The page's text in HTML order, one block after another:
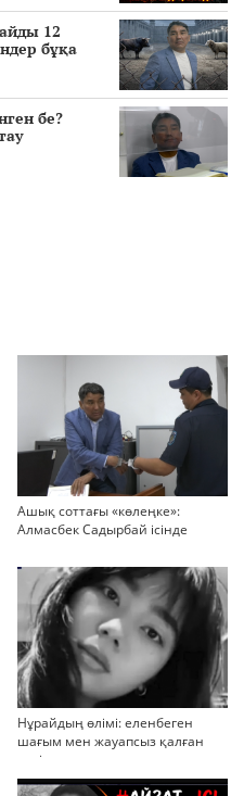
12
бұқа
бе?
Ашық соттағы «көлеңке»:
Алмасбек Садырбай ісінде
көбейіп барады
Нұрайдың өлімі: еленбеген
шағым мен жауапсыз қалған
қауіп